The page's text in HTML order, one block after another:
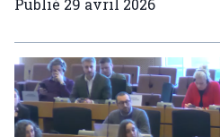
Publié 29 avril 2026